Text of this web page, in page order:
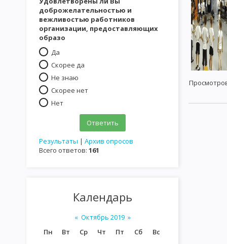
доброжелательностью и
вежливостью работников
организации, предоставляющих
образо
Да
Скорее да
Не знаю
Скорее нет
Нет
Результаты | Архив опросов
Всего ответов: 161
Календарь
« Октябрь 2019 »
Пн
Вт Ср Чт Пт Сб
Вс